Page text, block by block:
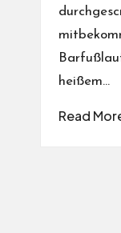
heißem…
Read